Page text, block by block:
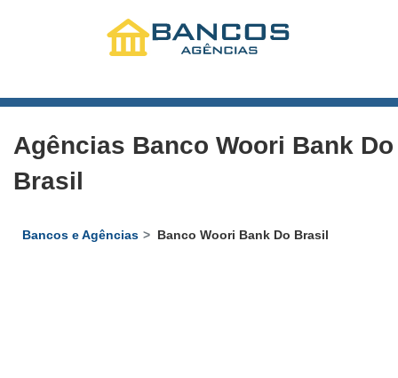
Agências Banco Woori Bank Do
Brasil
Bancos e Agências Banco Woori Bank Do Brasil